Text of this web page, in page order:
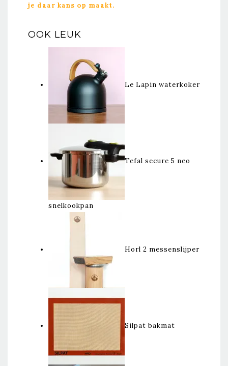
je daar kans op maakt.
OOK LEUK
Le Lapin waterkoker
Tefal secure 5 neo
snelkookpan
Horl 2 messenslijper
Silpat bakmat